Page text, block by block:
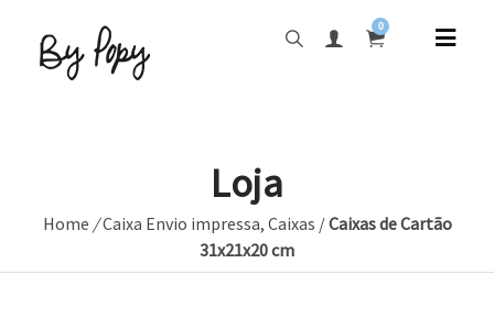
0
Loja
Home /Caixa Envio impressa, Caixas /Caixas de Cartão
31x21x20 cm